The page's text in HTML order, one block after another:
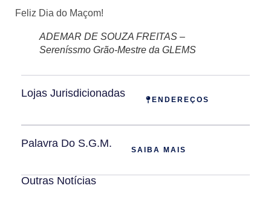
Feliz Dia do Maçom!
ADEMAR DE SOUZA FREITAS –
Sereníssmo Grão-Mestre da GLEMS
Lojas Jurisdicionadas
ENDEREÇOS
Palavra Do S.G.M.
SAIBA MAIS
Outras Notícias